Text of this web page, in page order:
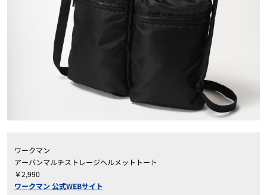
ワークマン
アーバンマルチストレージヘルメットトート
￥2,990
ワークマン 公式WEBサイト